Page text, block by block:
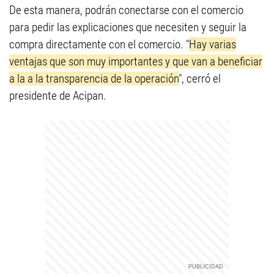
De esta manera, podrán conectarse con el comercio
para pedir las explicaciones que necesiten y seguir la
compra directamente con el comercio. "Hay varias
ventajas que son muy importantes y que van a beneficiar
a la a la transparencia de la operación", cerró el
presidente de Acipan.